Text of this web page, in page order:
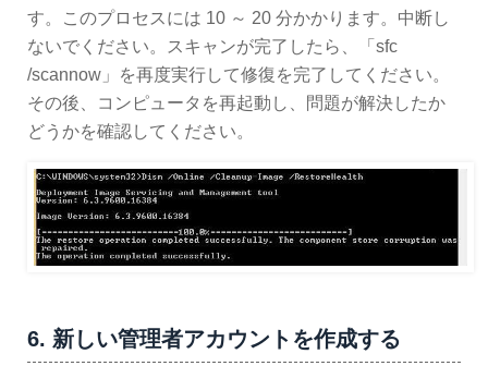
す。このプロセスには 10 ～ 20 分かかります。中断し
ないでください。スキャンが完了したら、「sfc
/scannow」を再度実行して修復を完了してください。
その後、コンピュータを再起動し、問題が解決したか
どうかを確認してください。
6. 新しい管理者アカウントを作成する